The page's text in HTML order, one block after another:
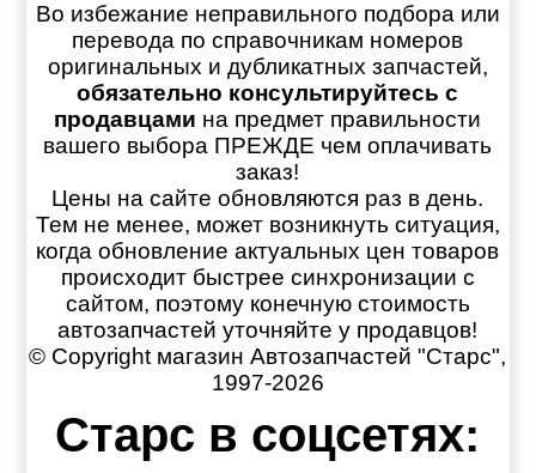
Во избежание неправильного подбора или
перевода по справочникам номеров
оригинальных и дубликатных запчастей,
обязательно консультируйтесь с
продавцами на предмет правильности
вашего выбора ПРЕЖДЕ чем оплачивать
заказ!
Цены на сайте обновляются раз в день.
Тем не менее, может возникнуть ситуация,
когда обновление актуальных цен товаров
происходит быстрее синхронизации с
сайтом, поэтому конечную стоимость
автозапчастей уточняйте у продавцов!
© Copyright магазин Автозапчастей "Старс",
1997-2026
Старс в соцсетях: